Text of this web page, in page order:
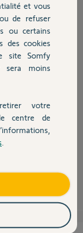
que vous avez
motorisation de
universels...
et vous
de refuser
ou certains
des cookies
site Somfy
sera moins
votre
centre de